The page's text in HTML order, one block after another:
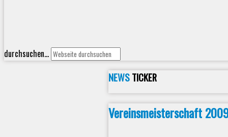
durchsuchen...
NEWSTICKER
Vereinsmeisterschaft